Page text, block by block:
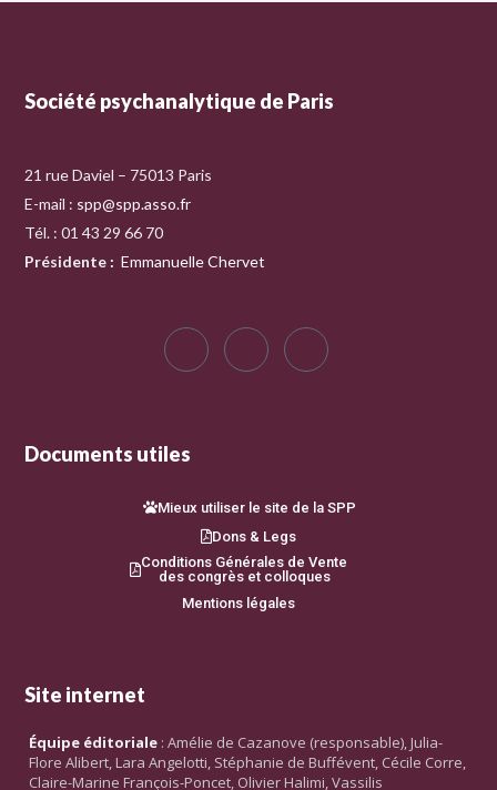
Société psychanalytique de Paris
21 rue Daviel – 75013 Paris
E-mail : spp@spp.asso.fr
Tél. : 01 43 29 66 70
Présidente : Emmanuelle Chervet
Documents utiles
Mieux utiliser le site de la SPP
Dons & Legs
Conditions Générales de Vente
des congrès et colloques
Mentions légales
Site internet
Équipe éditoriale : Amélie de Cazanove (responsable), Julia-
Flore Alibert, Lara Angelotti, Stéphanie de Buffévent, Cécile Corre,
Claire-Marine François-Poncet, Olivier Halimi, Vassilis